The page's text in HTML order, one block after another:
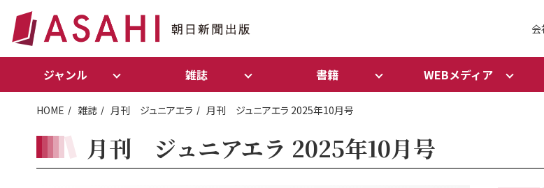
ジャンル 雑誌 書籍 WEBメディア
HOME 雑誌 月刊 ジュニアエラ 月刊 ジュニアエラ 2025年10月号
月刊 ジュニアエラ 2025年10月号